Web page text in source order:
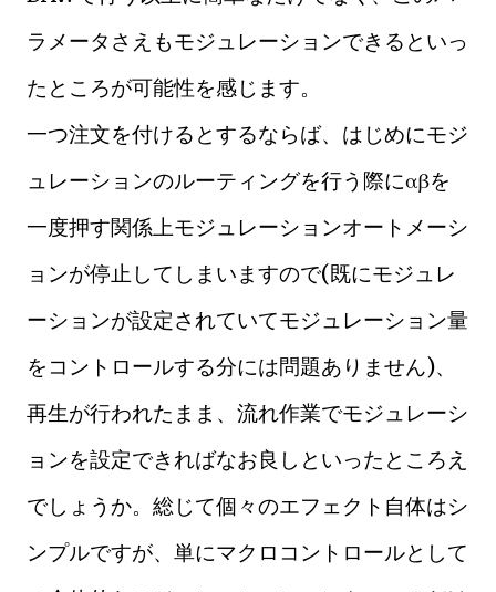
ラメータさえもモジュレーションできるといっ
たところが可能性を感じます。
一つ注文を付けるとするならば、はじめにモジ
ュレーションのルーティングを行う際にαβを
一度押す関係上モジュレーションオートメーシ
ョンが停止してしまいますので(既にモジュレ
ーションが設定されていてモジュレーション量
をコントロールする分には問題ありません)、
再生が行われたまま、流れ作業でモジュレーシ
ョンを設定できればなお良しといったところえ
でしょうか。総じて個々のエフェクト自体はシ
ンプルですが、単にマクロコントロールとして